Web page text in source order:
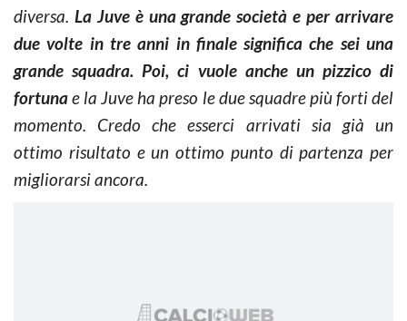
diversa. La Juve è una grande società e per arrivare
due volte in tre anni in finale significa che sei una
grande squadra. Poi, ci vuole anche un pizzico di
fortunae la Juve ha preso le due squadre più forti del
momento. Credo che esserci arrivati sia già un
ottimo risultato e un ottimo punto di partenza per
migliorarsi ancora.